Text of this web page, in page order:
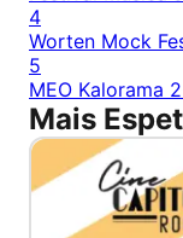
4
Worten Mock
5
MEO Kalorama
Mais